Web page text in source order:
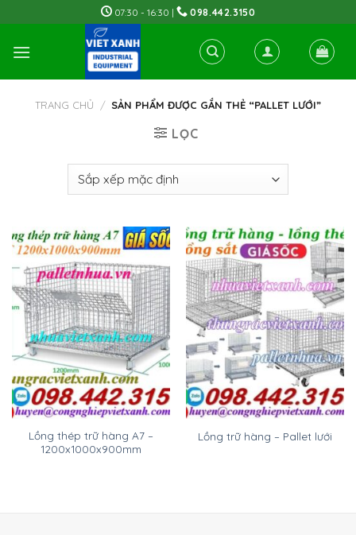
to
content
07:30 - 16:30 | 098.442.3150
TRANG CHỦ / SẢN PHẨM ĐƯỢC GẮN THẺ “PALLET LƯỚI”
LỌC
Lồng thép trữ hàng A7 –
1200x1000x900mm
Lồng trữ hàng – Pallet lưới